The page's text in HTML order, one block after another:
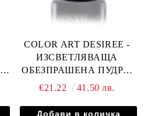
COLOR ART DESIREE -
ИЗСВЕТЛЯВАЩА
ОБЕЗПРАШЕНА ПУДРА/
БЛОНДОР/- БЯЛА
€21.22 41.50 лв.